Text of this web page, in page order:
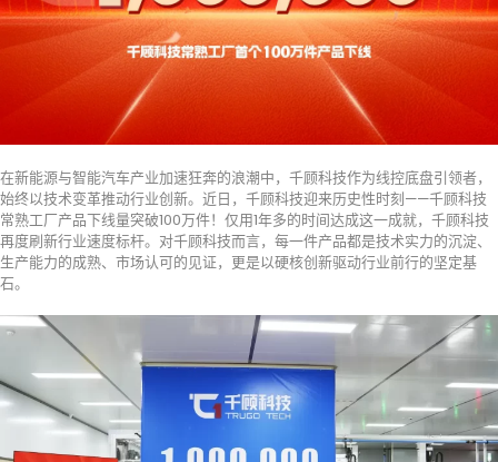
在新能源与智能汽车产业加速狂奔的浪潮中，千顾科技作为线控底盘引领者，
始终以技术变革推动行业创新。近日，千顾科技迎来历史性时刻——千顾科技
常熟工厂产品下线量突破100万件！仅用1年多的时间达成这一成就，千顾科技
再度刷新行业速度标杆。对千顾科技而言，每一件产品都是技术实力的沉淀、
生产能力的成熟、市场认可的见证，更是以硬核创新驱动行业前行的坚定基
石。